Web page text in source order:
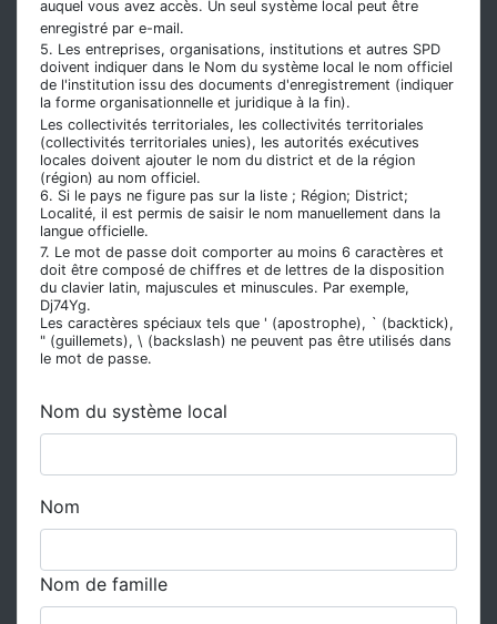
auquel vous avez accès. Un seul système local peut être
enregistré par e-mail.
5. Les entreprises, organisations, institutions et autres SPD
doivent indiquer dans le Nom du système local le nom officiel
de l'institution issu des documents d'enregistrement (indiquer
la forme organisationnelle et juridique à la fin).
Les collectivités territoriales, les collectivités territoriales
(collectivités territoriales unies), les autorités exécutives
locales doivent ajouter le nom du district et de la région
(région) au nom officiel.
6. Si le pays ne figure pas sur la liste ; Région; District;
Localité, il est permis de saisir le nom manuellement dans la
langue officielle.
7. Le mot de passe doit comporter au moins 6 caractères et
doit être composé de chiffres et de lettres de la disposition
du clavier latin, majuscules et minuscules. Par exemple,
Dj74Yg.
Les caractères spéciaux tels que ' (apostrophe), ` (backtick),
" (guillemets), \ (backslash) ne peuvent pas être utilisés dans
le mot de passe.
Nom du système local
Nom
Nom de famille